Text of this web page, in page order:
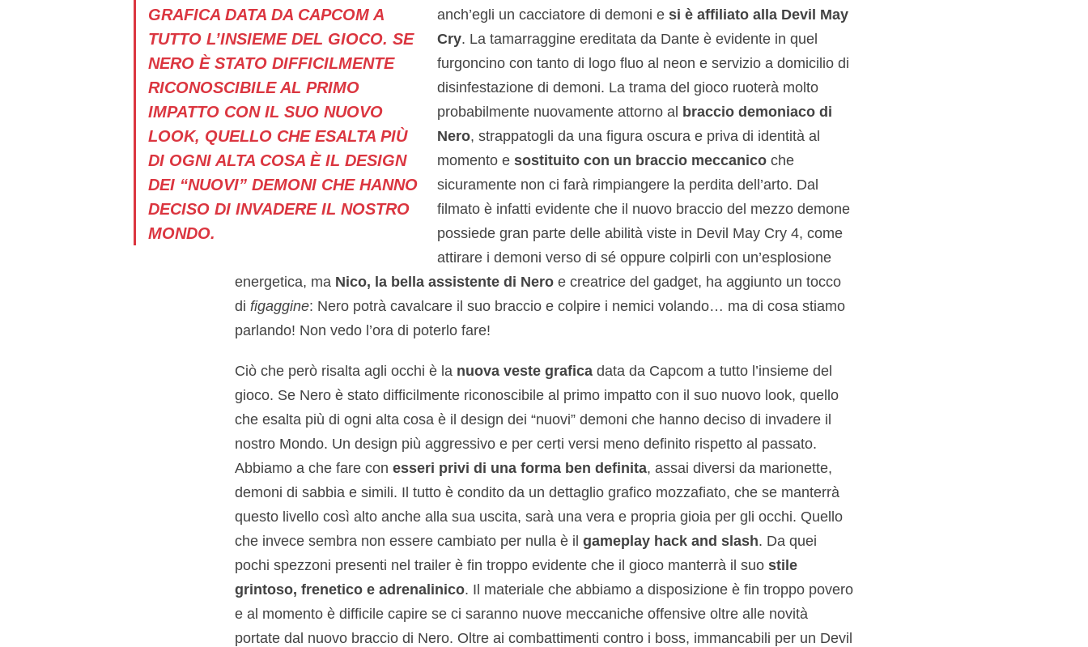
GRAFICA DATA DA CAPCOM A
TUTTO L’INSIEME DEL GIOCO. SE
NERO È STATO DIFFICILMENTE
RICONOSCIBILE AL PRIMO
IMPATTO CON IL SUO NUOVO
LOOK, QUELLO CHE ESALTA PIÙ
DI OGNI ALTA COSA È IL DESIGN
DEI “NUOVI” DEMONI CHE HANNO
DECISO DI INVADERE IL NOSTRO
MONDO.
anch’egli un cacciatore di demoni e si è affiliato alla Devil May
Cry. La tamarraggine ereditata da Dante è evidente in quel
furgoncino con tanto di logo fluo al neon e servizio a domicilio di
disinfestazione di demoni. La trama del gioco ruoterà molto
probabilmente nuovamente attorno al braccio demoniaco di
Nero, strappatogli da una figura oscura e priva di identità al
momento e sostituito con un braccio meccanicoche
sicuramente non ci farà rimpiangere la perdita dell’arto. Dal
filmato è infatti evidente che il nuovo braccio del mezzo demone
possiede gran parte delle abilità viste in Devil May Cry 4, come
attirare i demoni verso di sé oppure colpirli con un’esplosione
energetica, ma Nico, la bella assistente di Neroe creatrice del gadget, ha aggiunto un tocco
di figaggine: Nero potrà cavalcare il suo braccio e colpire i nemici volando… ma di cosa stiamo
parlando! Non vedo l’ora di poterlo fare!
Ciò che però risalta agli occhi è la nuova veste graficadata da Capcom a tutto l’insieme del
gioco. Se Nero è stato difficilmente riconoscibile al primo impatto con il suo nuovo look, quello
che esalta più di ogni alta cosa è il design dei “nuovi” demoni che hanno deciso di invadere il
nostro Mondo. Un design più aggressivo e per certi versi meno definito rispetto al passato.
Abbiamo a che fare con esseri privi di una forma ben definita, assai diversi da marionette,
demoni di sabbia e simili. Il tutto è condito da un dettaglio grafico mozzafiato, che se manterrà
questo livello così alto anche alla sua uscita, sarà una vera e propria gioia per gli occhi. Quello
che invece sembra non essere cambiato per nulla è il gameplay hack and slash. Da quei
pochi spezzoni presenti nel trailer è fin troppo evidente che il gioco manterrà il suo stile
grintoso, frenetico e adrenalinico. Il materiale che abbiamo a disposizione è fin troppo povero
e al momento è difficile capire se ci saranno nuove meccaniche offensive oltre alle novità
portate dal nuovo braccio di Nero. Oltre ai combattimenti contro i boss, immancabili per un Devil